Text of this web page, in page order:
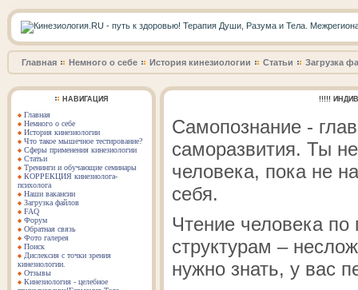
Главная Немного о себе История кинезиологии Статьи Загрузка
НАВИГАЦИЯ
Главная
Немного о себе
История кинезиологии
Что такое мышечное тестирование?
Сферы применения кинезиологии
Статьи
Тренинги и обучающие семинары
КОРРЕКЦИЯ кинезиолога-
психолога
Наши вакансии
Загрузка файлов
FAQ
Форум
Обратная связь
Фото галерея
Поиск
Дислексия с точки зрения
кинезиологии.
Отзывы
Кинезиология - целебное
!!!!!
Самопознание -
саморазвития. Ты
человека, пока не
себя.
Чтение человека по
структурам –
нужно знать, у вас